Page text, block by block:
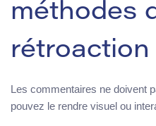
méthodes
rétroaction
Les commentaires ne doivent
pouvez le rendre visuel ou